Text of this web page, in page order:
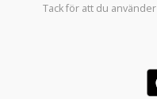
Tack för att du använder